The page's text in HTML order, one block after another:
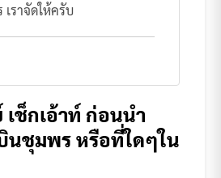
เราจัดให้ครับ
ช็กเอ้าท์ ก่อนนำ
นชุมพร หรือที่ใดๆใน